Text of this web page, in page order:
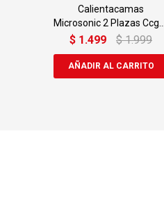
Calientacamas
Microsonic 2 Plazas Ccgg-
2702
$ 1.499 $ 1.999